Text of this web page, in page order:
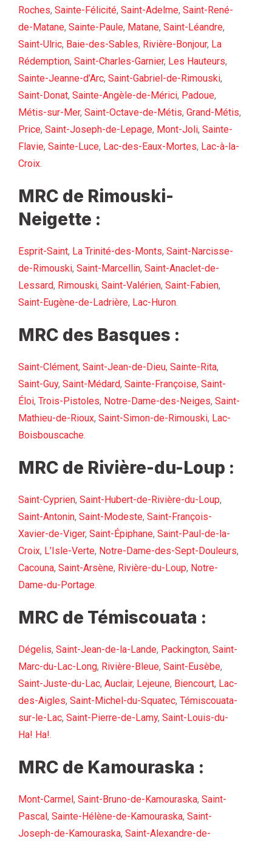
Roches, Sainte-Félicité, Saint-Adelme, Saint-René-
de-Matane, Sainte-Paule, Matane, Saint-Léandre,
Saint-Ulric, Baie-des-Sables, Rivière-Bonjour, La
Rédemption, Saint-Charles-Garnier, Les Hauteurs,
Sainte-Jeanne-d’Arc, Saint-Gabriel-de-Rimouski,
Saint-Donat, Sainte-Angèle-de-Mérici, Padoue,
Métis-sur-Mer, Saint-Octave-de-Métis, Grand-Métis,
Price, Saint-Joseph-de-Lepage, Mont-Joli, Sainte-
Flavie, Sainte-Luce, Lac-des-Eaux-Mortes, Lac-à-la-
Croix.
MRC de Rimouski-
Neigette :
Esprit-Saint, La Trinité-des-Monts, Saint-Narcisse-
de-Rimouski, Saint-Marcellin, Saint-Anaclet-de-
Lessard, Rimouski, Saint-Valérien, Saint-Fabien,
Saint-Eugène-de-Ladrière, Lac-Huron.
MRC des Basques :
Saint-Clément, Saint-Jean-de-Dieu, Sainte-Rita,
Saint-Guy, Saint-Médard, Sainte-Françoise, Saint-
Éloi, Trois-Pistoles, Notre-Dame-des-Neiges, Saint-
Mathieu-de-Rioux, Saint-Simon-de-Rimouski, Lac-
Boisbouscache.
MRC de Rivière-du-Loup :
Saint-Cyprien, Saint-Hubert-de-Rivière-du-Loup,
Saint-Antonin, Saint-Modeste, Saint-François-
Xavier-de-Viger, Saint-Épiphane, Saint-Paul-de-la-
Croix, L’Isle-Verte, Notre-Dame-des-Sept-Douleurs,
Cacouna, Saint-Arsène, Rivière-du-Loup, Notre-
Dame-du-Portage.
MRC de Témiscouata :
Dégelis, Saint-Jean-de-la-Lande, Packington, Saint-
Marc-du-Lac-Long, Rivière-Bleue, Saint-Eusèbe,
Saint-Juste-du-Lac, Auclair, Lejeune, Biencourt, Lac-
des-Aigles, Saint-Michel-du-Squatec, Témiscouata-
sur-le-Lac, Saint-Pierre-de-Lamy, Saint-Louis-du-
Ha! Ha!.
MRC de Kamouraska :
Mont-Carmel , Saint-Bruno-de-Kamouraska, Saint-
Pascal , Sainte-Hélène-de-Kamouraska, Saint-
Joseph-de-Kamouraska, Saint-Alexandre-de-